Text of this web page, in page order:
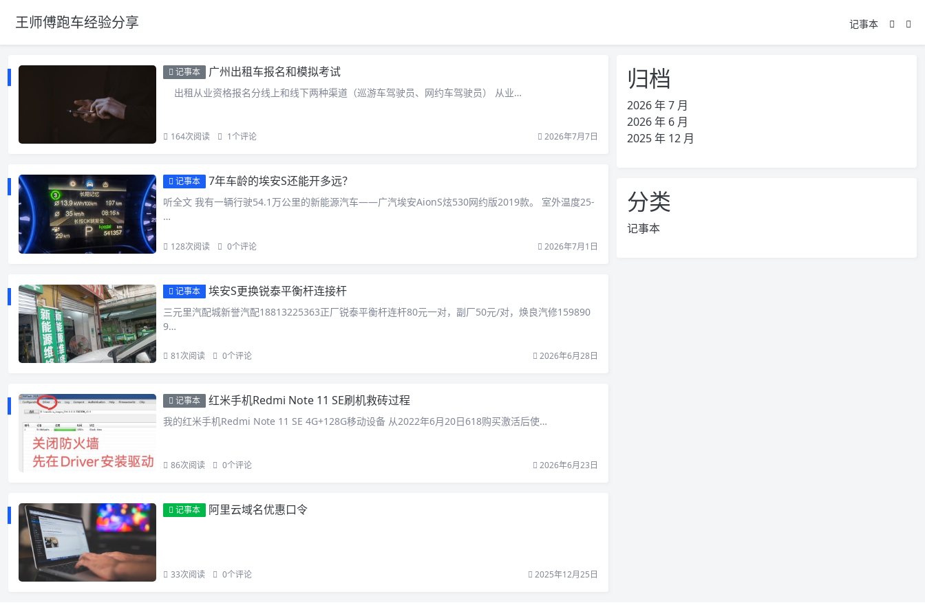
王师傅跑车经验分享 记事本
记事本 广州出租车报名和模拟考试
出租从业资格报名分线上和线下两种渠道（巡游车驾驶员、网约车驾驶员） 从业…
164次阅读 1个评论 2026年7月7日
记事本 7年车龄的埃安S还能开多远？
听全文 我有一辆行驶54.1万公里的新能源汽车——广汽埃安AionS炫530网约版2019款。 室外温度25-
…
128次阅读 0个评论 2026年7月1日
记事本 埃安S更换锐泰平衡杆连接杆
三元里汽配城新誉汽配18813225363正厂锐泰平衡杆连杆80元一对，副厂50元/对，焕良汽修159890
9…
81次阅读 0个评论 2026年6月28日
记事本 红米手机Redmi Note 11 SE刷机救砖过程
我的红米手机Redmi Note 11 SE 4G+128G移动设备 从2022年6月20日618购买激活后使…
86次阅读 0个评论 2026年6月23日
记事本 阿里云域名优惠口令
33次阅读 0个评论 2025年12月25日
归档
2026 年 7 月
2026 年 6 月
2025 年 12 月
分类
记事本